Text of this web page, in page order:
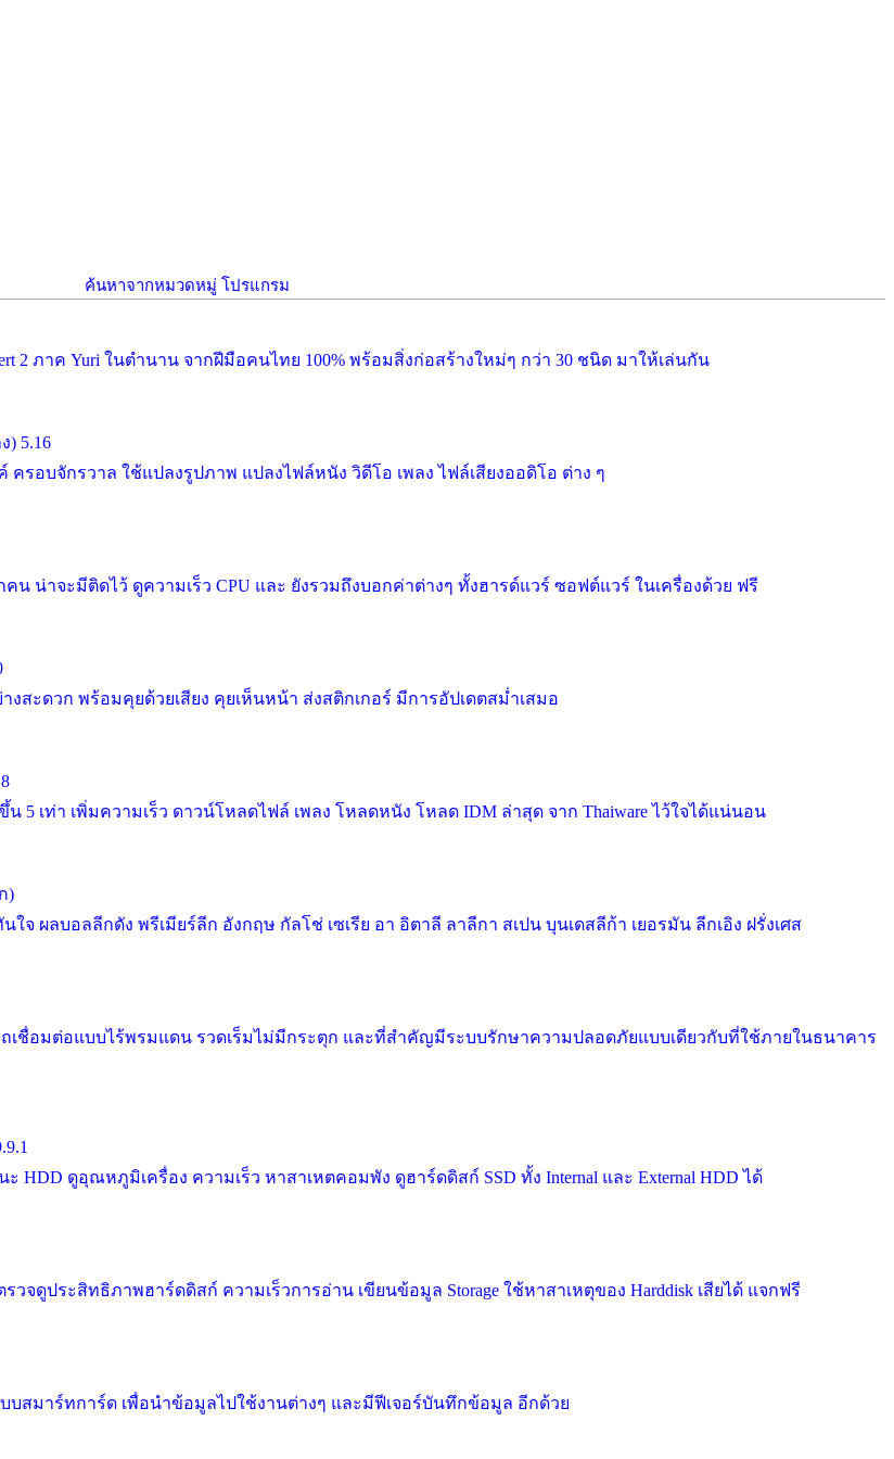
ค้นหาจากหมวดหมู่ โปรแกรม
2 ภาค Yuri ในตำนาน จากฝีมือคนไทย 100% พร้อมสิ่งก่อสร้างใหม่ๆ กว่า 30 ชนิด มาให้เล่นกัน
) 5.16
ครอบจักรวาล ใช้แปลงรูปภาพ แปลงไฟล์หนัง วิดีโอ เพลง ไฟล์เสียงออดิโอ ต่าง ๆ
น่าจะมีติดไว้ ดูความเร็ว CPU และ ยังรวมถึงบอกค่าต่างๆ ทั้งฮารด์แวร์ ซอฟต์แวร์ ในเครื่องด้วย ฟรี
สะดวก พร้อมคุยด้วยเสียง คุยเห็นหน้า ส่งสติกเกอร์ มีการอัปเดตสม่ำเสมอ
น 5 เท่า เพิ่มความเร็ว ดาวน์โหลดไฟล์ เพลง โหลดหนัง โหลด IDM ล่าสุด จาก Thaiware ไว้ใจได้แน่นอน
)
จ ผลบอลลีกดัง พรีเมียร์ลีก อังกฤษ กัลโช่ เซเรีย อา อิตาลี ลาลีกา สเปน บุนเดสลีก้า เยอรมัน ลีกเอิง ฝรั่งเศส
เชื่อมต่อแบบไร้พรมแดน รวดเร็มไม่มีกระตุก และที่สำคัญมีระบบรักษาความปลอดภัยแบบเดียวกับที่ใช้ภายในธนาคาร
HDD ดูอุณหภูมิเครื่อง ความเร็ว หาสาเหตคอมพัง ดูฮาร์ดดิสก์ SSD ทั้ง Internal และ External HDD ได้
วจดูประสิทธิภาพฮาร์ดดิสก์ ความเร็วการอ่าน เขียนข้อมูล Storage ใช้หาสาเหตุของ Harddisk เสียได้ แจกฟรี
บบสมาร์ทการ์ด เพื่อนำข้อมูลไปใช้งานต่างๆ และมีฟีเจอร์บันทึกข้อมูล อีกด้วย